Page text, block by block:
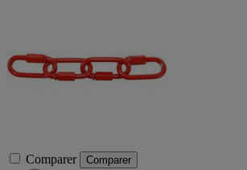
Comparer Comparer